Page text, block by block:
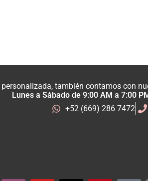
también contamos con
Lunes a Sábado de 9:00 AM a 7:00
+52 (669) 286 7472